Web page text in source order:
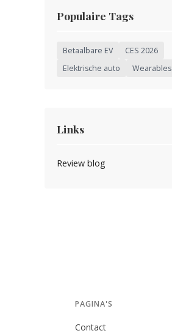
Populaire Tags
Betaalbare EV
CES 2026
Elektrische auto
Wearables
Links
Review blog
PAGINA'S
Contact